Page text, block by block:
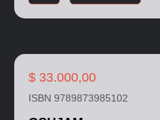
$ 33.000,00
ISBN 9789873985102